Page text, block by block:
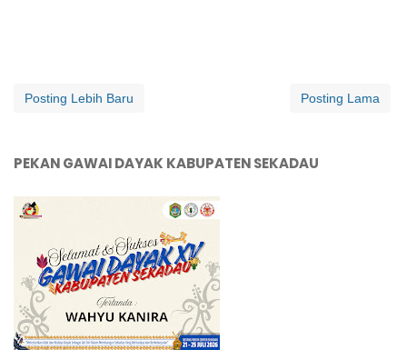
Posting Lebih Baru Posting Lama
PEKAN GAWAI DAYAK KABUPATEN SEKADAU